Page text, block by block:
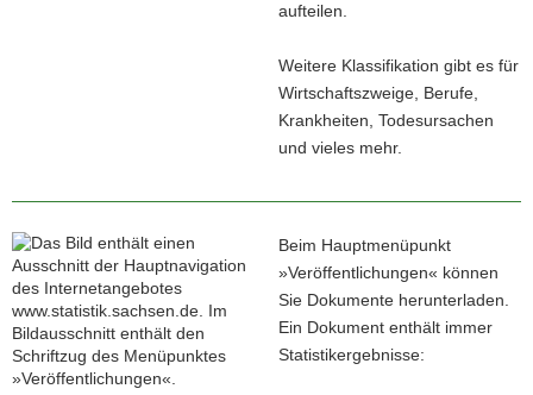
aufteilen.
Weitere Klassifikation gibt es für
Wirtschaftszweige, Berufe,
Krankheiten, Todesursachen
und vieles mehr.
Beim Hauptmenüpunkt
»Veröffentlichungen« können
Sie Dokumente herunterladen.
Ein Dokument enthält immer
Statistikergebnisse: